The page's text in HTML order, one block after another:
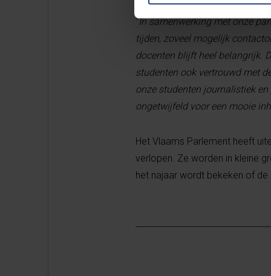
“In samenwerking met onze
tijden, zoveel mogelijk
docenten blijft heel belangrijk.
studenten ook vertrouwd met
onze studenten journalistiek
ongetwijfeld voor een mooie
Het Vlaams Parlement heeft
verlopen. Ze worden in kleine
het najaar wordt bekeken of